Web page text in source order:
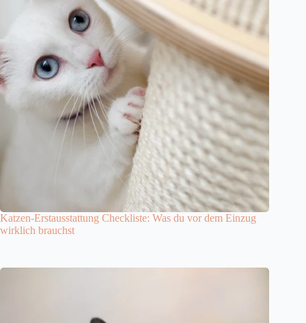
Katzen-Erstausstattung Checkliste: Was du vor dem Einzug
wirklich brauchst